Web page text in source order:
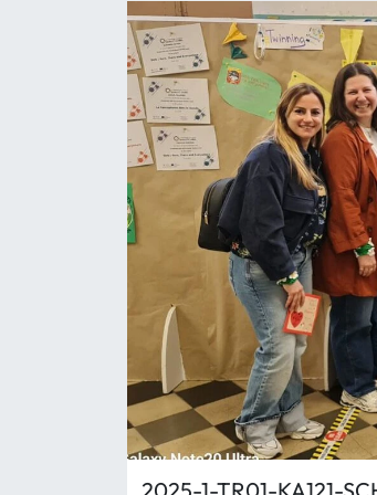
Ekonomi
İskilip Haberleri
Kültür Sanat
Laçin Haberleri